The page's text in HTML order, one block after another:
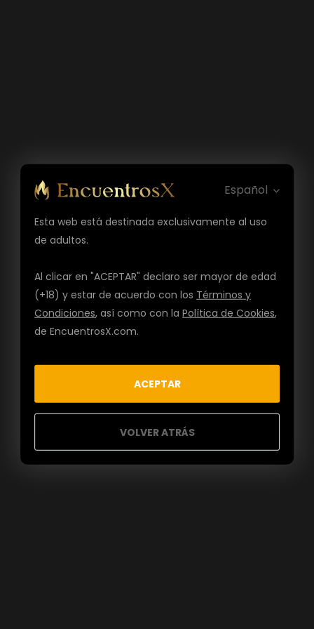
Español
Esta web está destinada exclusivamente al uso
de adultos.
Al clicar en "ACEPTAR" declaro ser mayor de edad
(+18) y estar de acuerdo con los Términos y
Condiciones, así como con laPolítica de Cookies,
de EncuentrosX.com.
ACEPTAR
VOLVER ATRÁS